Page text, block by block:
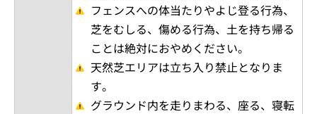
フェンスへの体当たりやよじ登る行為、
芝をむしる、傷める行為、土を持ち帰る
ことは絶対におやめください。
天然芝エリアは立ち入り禁止となりま
す。
グラウンド内を走りまわる、座る、寝転